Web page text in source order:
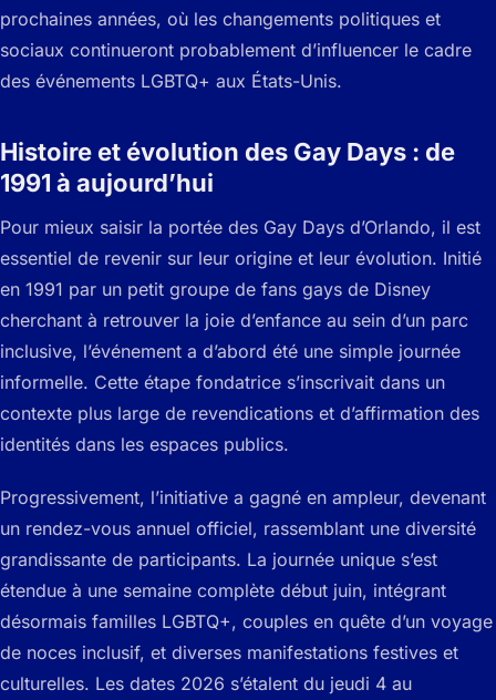
prochaines années, où les changements politiques et
sociaux continueront probablement d’influencer le cadre
des événements LGBTQ+ aux États-Unis.
Histoire et évolution des Gay Days : de
1991 à aujourd’hui
Pour mieux saisir la portée des Gay Days d’Orlando, il est
essentiel de revenir sur leur origine et leur évolution. Initié
en 1991 par un petit groupe de fans gays de Disney
cherchant à retrouver la joie d’enfance au sein d’un parc
inclusive, l’événement a d’abord été une simple journée
informelle. Cette étape fondatrice s’inscrivait dans un
contexte plus large de revendications et d’affirmation des
identités dans les espaces publics.
Progressivement, l’initiative a gagné en ampleur, devenant
un rendez-vous annuel officiel, rassemblant une diversité
grandissante de participants. La journée unique s’est
étendue à une semaine complète début juin, intégrant
désormais familles LGBTQ+, couples en quête d’un voyage
de noces inclusif, et diverses manifestations festives et
culturelles. Les dates 2026 s’étalent du jeudi 4 au